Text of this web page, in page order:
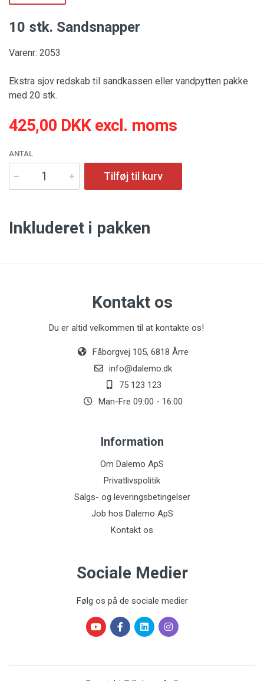
10 stk. Sandsnapper
Varenr: 2053
Ekstra sjov redskab til sandkassen eller vandpytten pakke
med 20 stk.
425,00 DKK excl. moms
ANTAL
Tilføj til kurv
Inkluderet i pakken
Kontakt os
Du er altid velkommen til at kontakte os!
Fåborgvej 105, 6818 Årre
info@dalemo.dk
75 123 123
Man-Fre 09:00 - 16:00
Information
Om Dalemo ApS
Privatlivspolitik
Salgs- og leveringsbetingelser
Job hos Dalemo ApS
Kontakt os
Sociale Medier
Følg os på de sociale medier